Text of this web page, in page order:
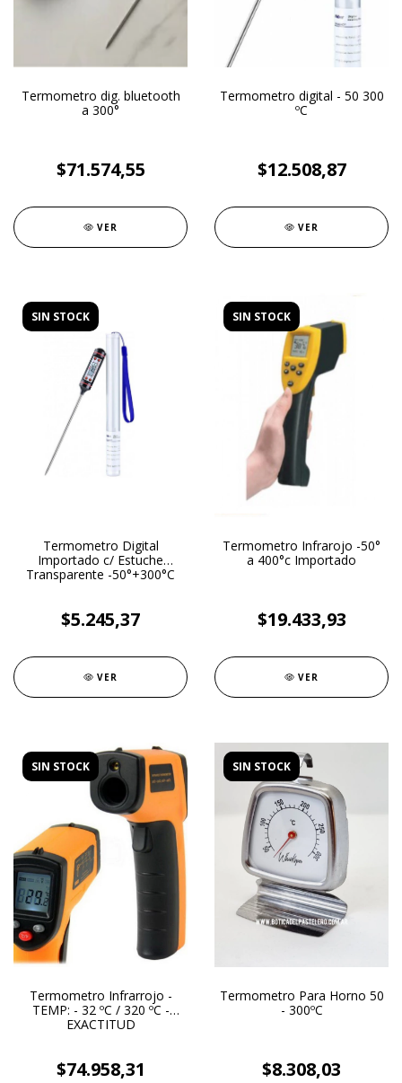
Termometro dig. bluetooth
a 300°
$71.574,55
VER
Termometro digital - 50 300
ºC
$12.508,87
VER
SIN STOCK
Termometro Digital
Importado c/ Estuche
Transparente -50°+300°C
$5.245,37
VER
SIN STOCK
Termometro Infrarojo -50°
a 400°c Importado
$19.433,93
VER
SIN STOCK
Termometro Infrarrojo -
TEMP: - 32 ºC / 320 ºC -
EXACTITUD
$74.958,31
SIN STOCK
Termometro Para Horno 50
- 300ºC
$8.308,03